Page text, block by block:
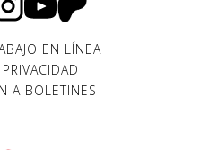
EN LÍNEA
A BOLETINES